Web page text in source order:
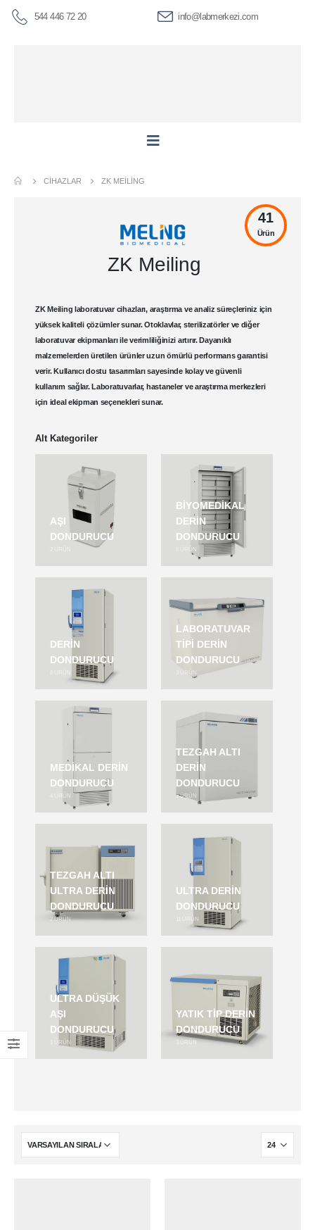
544 446 72 20 info@labmerkezi.com
CIHAZLAR ZK MEILING
ZK Meiling
ZK Meiling laboratuvar cihazları, araştırma ve analiz süreçleriniz için
yüksek kaliteli çözümler sunar. Otoklavlar, sterilizatörler ve diğer
laboratuvar ekipmanları ile verimliliğinizi artırır. Dayanıklı
malzemelerden üretilen ürünler uzun ömürlü performans garantisi
verir. Kullanıcı dostu tasarımları sayesinde kolay ve güvenli
kullanım sağlar. Laboratuvarlar, hastaneler ve araştırma merkezleri
için ideal ekipman seçenekleri sunar.
41
Ürün
Alt Kategoriler
AŞI
DONDURUCU
BIYOMEDIKAL
DERIN
DONDURUCU
ÜRÜN
DERIN
DONDURUCU
LABORATUVAR
TIPI DERIN
DONDURUCU
ÜRÜN
MEDIKAL DERIN
DONDURUCU
ÜRÜN
TEZGAH ALTI
DERIN
DONDURUCU
1ÜRÜN
TEZGAH ALTI
ULTRA DERIN
DONDURUCU
2 ÜRÜN
ULTRA DERIN
DONDURUCU
ÜRÜN
ULTRA DÜŞÜK
AŞI
DONDURUCU
ÜRÜN
YATIK TIP DERIN
DONDURUCU
ÜRÜN